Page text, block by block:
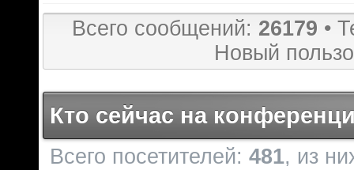
Всего сообщений: 26179 •
Новый
Кто сейчас на
Всего посетителей: 481, из